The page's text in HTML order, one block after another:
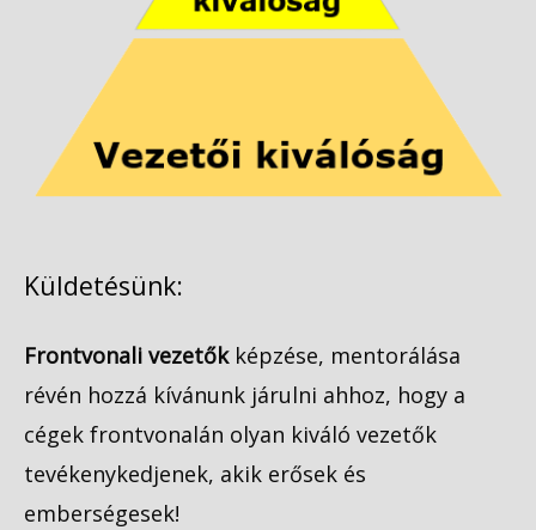
Küldetésünk:
Frontvonali vezetőkképzése, mentorálása
révén hozzá kívánunk járulni ahhoz, hogy a
cégek frontvonalán olyan kiváló vezetők
tevékenykedjenek, akik erősek és
emberségesek!